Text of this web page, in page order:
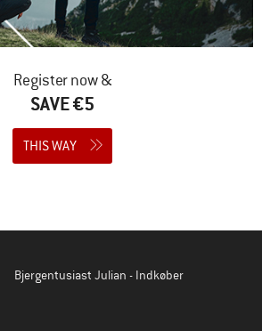
Register now &
SAVE €5
THIS WAY
Bjergentusiast Julian - Indkøber